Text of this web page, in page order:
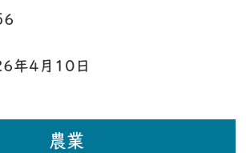
年4月10日
農業